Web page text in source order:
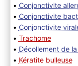
• Conjonctivite
• Conjonctivite
• Conjonctivite
• Trachome
• Décollement de
• Kératite bulleuse